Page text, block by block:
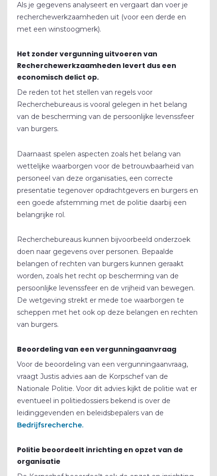
Als je gegevens analyseert en vergaart dan voer je
recherchewerkzaamheden uit (voor een derde en
met een winstoogmerk).
Het zonder vergunning uitvoeren van
Recherchewerkzaamheden levert dus een
economisch delict op.
De reden tot het stellen van regels voor
Recherchebureaus is vooral gelegen in het belang
van de bescherming van de persoonlijke levenssfeer
van burgers.
Daarnaast spelen aspecten zoals het belang van
wettelijke waarborgen voor de betrouwbaarheid van
personeel van deze organisaties, een correcte
presentatie tegenover opdrachtgevers en burgers en
een goede afstemming met de politie daarbij een
belangrijke rol.
Recherchebureaus kunnen bijvoorbeeld onderzoek
doen naar gegevens over personen. Bepaalde
belangen of rechten van burgers kunnen geraakt
worden, zoals het recht op bescherming van de
persoonlijke levenssfeer en de vrijheid van bewegen.
De wetgeving strekt er mede toe waarborgen te
scheppen met het ook op deze belangen en rechten
van burgers.
Beoordeling van een vergunningaanvraag
Voor de beoordeling van een vergunningaanvraag,
vraagt Justis advies aan de Korpschef van de
Nationale Politie. Voor dit advies kijkt de politie wat er
eventueel in politiedossiers bekend is over de
leidinggevenden en beleidsbepalers van de
Bedrijfsrecherche.
Politie beoordeelt inrichting en opzet van de
organisatie